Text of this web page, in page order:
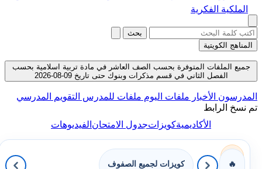
الملكية الفكرية
بحث
المناهج الكويتية
جميع الملفات المتوفرة بحسب الصف العاشر في مادة تربية اسلامية بحسب
الفصل الثاني في قسم مذكرات وبنوك حتى تاريخ 09-08-2026
المدرسون الأخبار ملفات اليوم ملفات للمدرس التقويم المدرسي
تم نسخ الرابط
الأكاديميةكويزاتجدول الامتحانالفيديوهات
🔥 كويزات لجميع الصفوف